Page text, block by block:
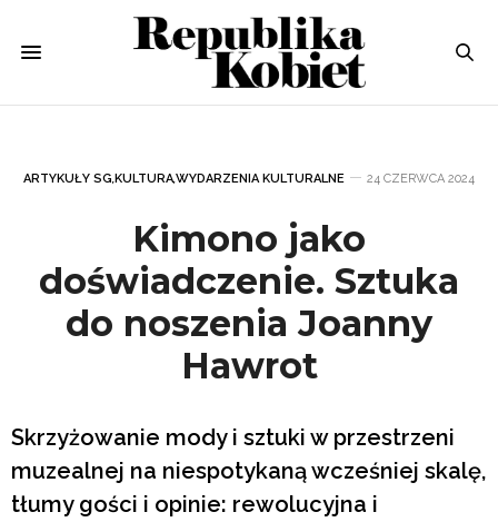
ARTYKUŁY SG,KULTURA,WYDARZENIA KULTURALNE 24 CZERWCA 2024
Kimono jako
doświadczenie. Sztuka
do noszenia Joanny
Hawrot
Skrzyżowanie mody i sztuki w przestrzeni
muzealnej na niespotykaną wcześniej skalę,
tłumy gości i opinie: rewolucyjna i